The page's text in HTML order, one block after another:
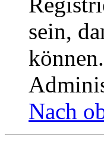
sein,
Nach